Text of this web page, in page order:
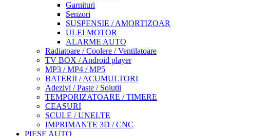
Garnituri
Senzori
SUSPENSIE / AMORTIZOAR
ULEI MOTOR
ALARME AUTO
Radiatoare / Coolere / Ventilatoare
TV BOX / Android player
MP3 / MP4 / MP5
BATERII / ACUMULTORI
Adezivi / Paste / Solutii
TEMPORIZATOARE / TIMERE
CEASURI
SCULE / UNELTE
IMPRIMANTE 3D / CNC
PIESE AUTO